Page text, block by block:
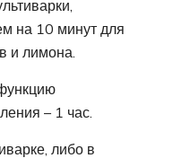
на 10 минут для
и лимона.
– 1 час.
либо в